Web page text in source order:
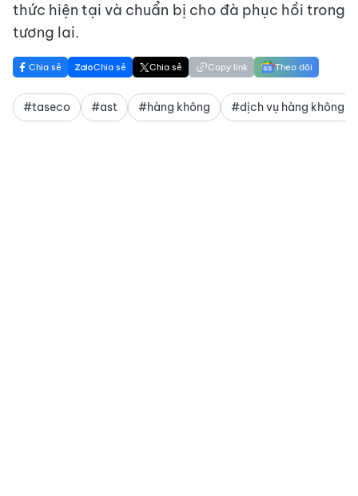
thức hiện tại và chuẩn bị cho đà phục hồi trong
tương lai.
Chia sẻ Chia sẻ Chia sẻ Copy link Theo dõi
#taseco #ast #hàng không #dịch vụ hàng không